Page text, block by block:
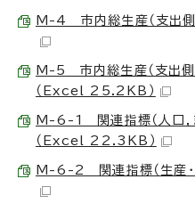
M-4 市内総生産（支出側
M-5 市内総生産（支出側
（Excel 25.2KB）
M-6-1 関連指標（人口，
（Excel 22.3KB）
M-6-2 関連指標（生産